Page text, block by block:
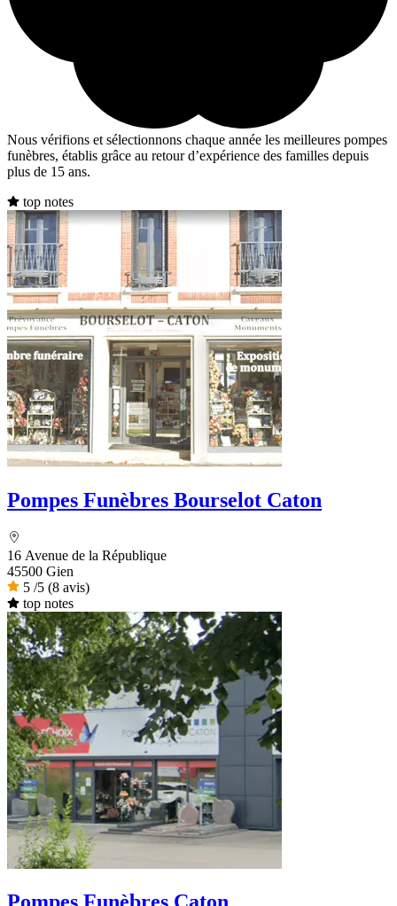
Nous vérifions et sélectionnons chaque année les meilleures pompes
funèbres, établis grâce au retour d’expérience des familles depuis
plus de 15 ans.
top notes
Pompes Funèbres Bourselot Caton
16 Avenue de la République
45500 Gien
5 /5 (8 avis)
top notes
Pompes Funèbres Caton